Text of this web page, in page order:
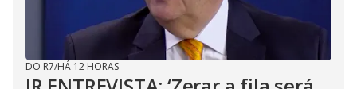
DO R7/HÁ 12 HORAS